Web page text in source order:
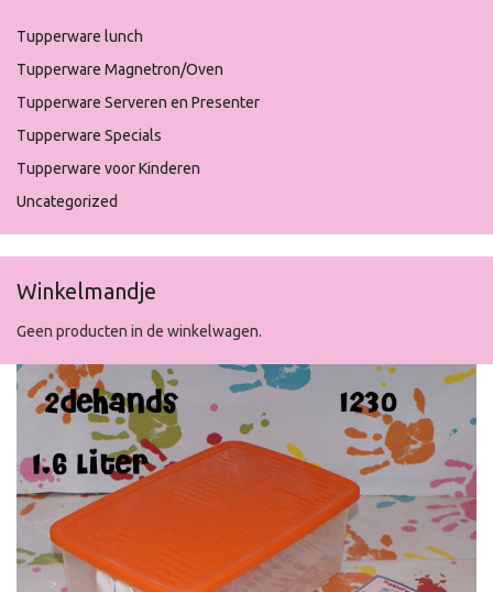
Tupperware lunch
Tupperware Magnetron/Oven
Tupperware Serveren en Presenter
Tupperware Specials
Tupperware voor Kinderen
Uncategorized
Winkelmandje
Geen producten in de winkelwagen.